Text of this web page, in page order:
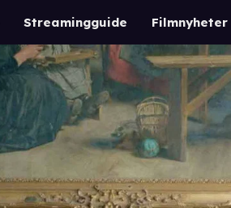
Streamingguide Filmnyheter